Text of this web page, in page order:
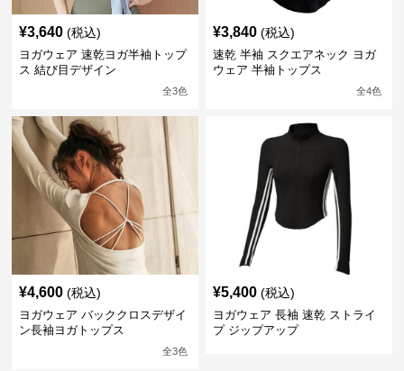
¥3,640 (税込)
ヨガウェア 速乾ヨガ半袖トップ
ス 結び目デザイン
全3色
¥3,840 (税込)
速乾 半袖 スクエアネック ヨガ
ウェア 半袖トップス
全4色
¥4,600 (税込)
ヨガウェア バッククロスデザイ
ン長袖ヨガトップス
全3色
¥5,400 (税込)
ヨガウェア 長袖 速乾 ストライ
プ ジップアップ